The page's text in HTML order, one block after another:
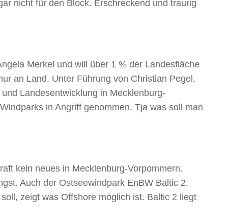
nicht für den Block. Erschreckend und traurig
Merkel und will über 1 % der Landesfläche
an Land. Unter Führung von Christian Pegel,
Landesentwicklung in Mecklenburg-
in Angriff genommen. Tja was soll man
kein neues in Mecklenburg-Vorpommern.
Auch der Ostseewindpark EnBW Baltic 2,
zeigt was Offshore möglich ist. Baltic 2 liegt